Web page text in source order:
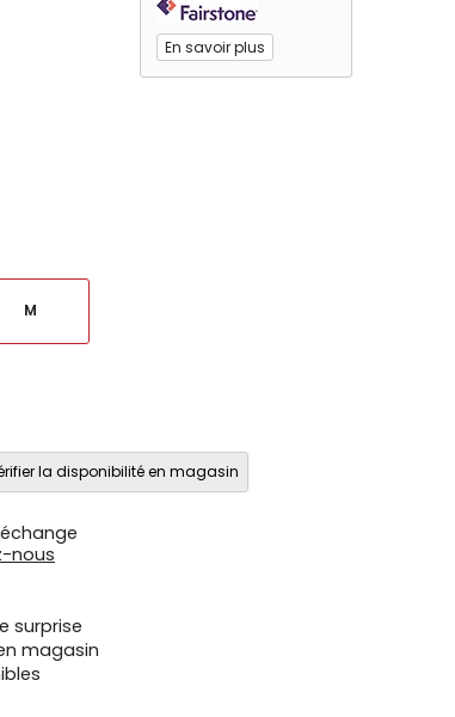
En savoir plus
M
la disponibilité en magasin
nous
surprise
magasin